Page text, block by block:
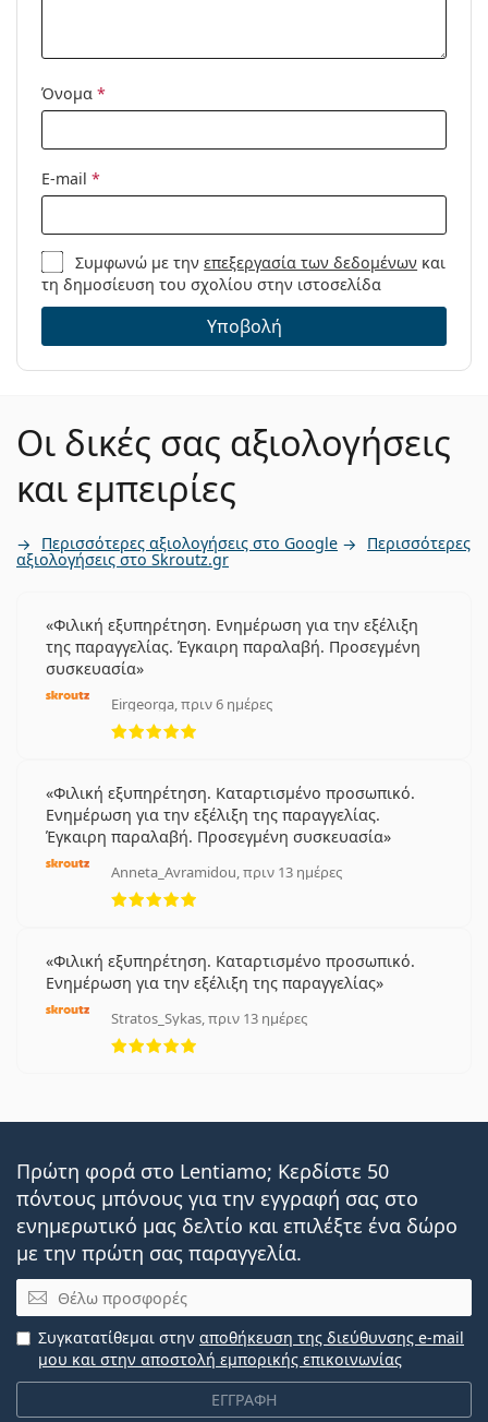
Όνομα *
E-mail *
Συμφωνώ με τηνεπεξεργασία των δεδομένων και
τη δημοσίευση του σχολίου στην ιστοσελίδα
Υποβολή
Οι δικές σας αξιολογήσεις
και εμπειρίες
Περισσότερες αξιολογήσεις στο Google Περισσότερες
αξιολογήσεις στο Skroutz.gr
Φιλική εξυπηρέτηση. Ενημέρωση για την εξέλιξη
της παραγγελίας. Έγκαιρη παραλαβή. Προσεγμένη
συσκευασία
Eirgeorga, πριν 6 ημέρες
5 αξιολογήσεις από 5
Φιλική εξυπηρέτηση. Καταρτισμένο προσωπικό.
Ενημέρωση για την εξέλιξη της παραγγελίας.
Έγκαιρη παραλαβή. Προσεγμένη συσκευασία
Anneta_Avramidou, πριν 13 ημέρες
5 αξιολογήσεις από 5
Φιλική εξυπηρέτηση. Καταρτισμένο προσωπικό.
Ενημέρωση για την εξέλιξη της παραγγελίας
Stratos_Sykas, πριν 13 ημέρες
5 αξιολογήσεις από 5
Πρώτη φορά στο Lentiamo; Κερδίστε 50
πόντους μπόνους για την εγγραφή σας στο
ενημερωτικό μας δελτίο και επιλέξτε ένα δώρο
με την πρώτη σας παραγγελία.
Email
ΕΓΓΡΑΦΗ
Συγκατατίθεμαι στην αποθήκευση της διεύθυνσης e-mail
μου και στην αποστολή εμπορικής επικοινωνίας